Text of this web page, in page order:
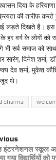
दिया के
की तारीफ
लड़ते दिखते है। इस
के हर वर्ग के लोगों
भी सर्व समाज को
सारंग, दिनेश शर्मा,
देव शर्मा, मुकेश
थे।
sharma
स्कूल
विद्यार्थियों को